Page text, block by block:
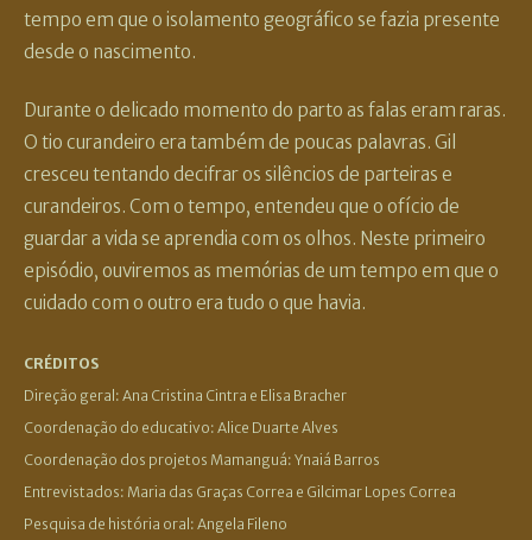
tempo em que o isolamento geográfico se fazia presente
desde o nascimento.
Durante o delicado momento do parto as falas eram raras.
O tio curandeiro era também de poucas palavras. Gil
cresceu tentando decifrar os silêncios de parteiras e
curandeiros. Com o tempo, entendeu que o ofício de
guardar a vida se aprendia com os olhos. Neste primeiro
episódio, ouviremos as memórias de um tempo em que o
cuidado com o outro era tudo o que havia.
CRÉDITOS
Direção geral: Ana Cristina Cintra e Elisa Bracher
Coordenação do educativo: Alice Duarte Alves
Coordenação dos projetos Mamanguá: Ynaiá Barros
Entrevistados: Maria das Graças Correa e Gilcimar Lopes Correa
Pesquisa de história oral: Angela Fileno